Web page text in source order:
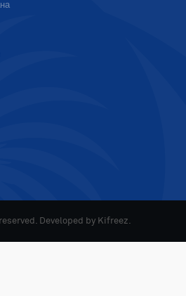
Developed by Kifreez.